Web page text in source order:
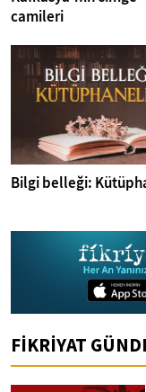
camileri
Bilgi belleği:
FİKRİYAT